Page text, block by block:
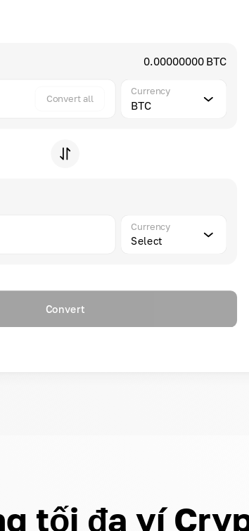
0.00000000 BTC
Convert all
Currency
BTC
Currency
Select
Convert
tối đa ví